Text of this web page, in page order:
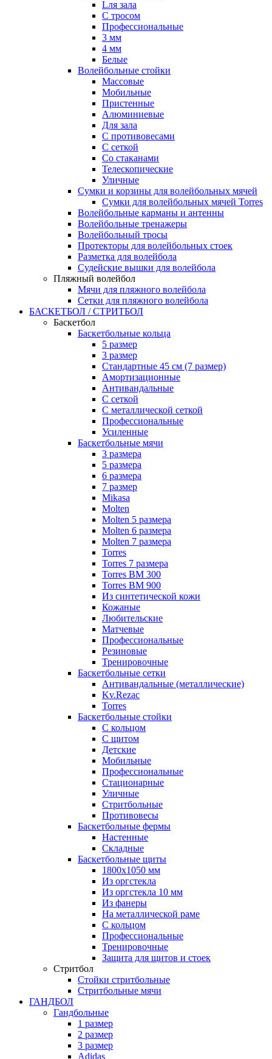
Lля зала
C тросом
Профессиональные
3 мм
4 мм
Белые
Волейбольные стойки
Массовые
Мобильные
Пристенные
Алюминиевые
Для зала
С противовесами
С сеткой
Со стаканами
Телескопические
Уличные
Сумки и корзины для волейбольных мячей
Сумки для волейбольных мячей Torres
Волейбольные карманы и антенны
Волейбольные тренажеры
Волейбольный тросы
Протекторы для волейбольных стоек
Разметка для волейбола
Судейские вышки для волейбола
Пляжный волейбол
Мячи для пляжного волейбола
Сетки для пляжного волейбола
БАСКЕТБОЛ / СТРИТБОЛ
Баскетбол
Баскетбольные кольца
5 размер
3 размер
Стандартные 45 см (7 размер)
Амортизационные
Антивандальные
С сеткой
С металлической сеткой
Профессиональные
Усиленные
Баскетбольные мячи
3 размера
5 размера
6 размера
7 размер
Mikasa
Molten
Molten 5 размера
Molten 6 размера
Molten 7 размера
Torres
Torres 7 размера
Torres BM 300
Torres BM 900
Из синтетической кожи
Кожаные
Любительские
Матчевые
Профессиональные
Резиновые
Тренировочные
Баскетбольные сетки
Антивандальные (металлические)
Kv.Rezac
Torres
Баскетбольные стойки
С кольцом
С щитом
Детские
Мобильные
Профессиональные
Стационарные
Уличные
Стритбольные
Противовесы
Баскетбольные фермы
Настенные
Складные
Баскетбольные щиты
1800х1050 мм
Из оргстекла
Из оргстекла 10 мм
Из фанеры
На металлической раме
С кольцом
Профессиональные
Тренировочные
Защита для щитов и стоек
Стритбол
Стойки стритбольные
Стритбольные мячи
ГАНДБОЛ
Гандбольные
1 размер
2 размер
3 размер
Adidas